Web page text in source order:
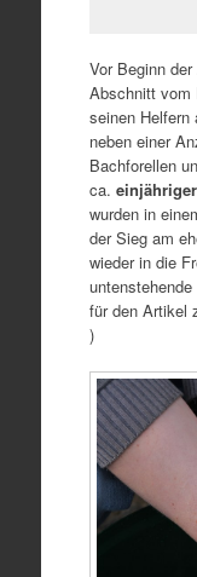
Vor Beginn
Abschnitt vom
seinen Helfern
neben einer
Bachforellen
ca. einjähriger
wurden in
der Sieg am
wieder in die
für den Artikel
)